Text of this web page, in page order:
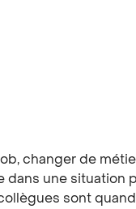
changer de
une situation
sont